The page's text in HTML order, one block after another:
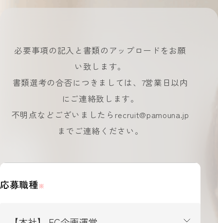
必要事項の記入と書類のアップロードをお願
い致します。
書類選考の合否につきましては、7営業日以内
にご連絡致します。
不明点などございましたらrecruit@pamouna.jp
までご連絡ください。
応募職種※